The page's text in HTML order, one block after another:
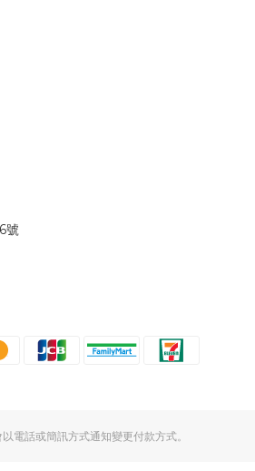
號
電話或簡訊方式通知變更付款方式。